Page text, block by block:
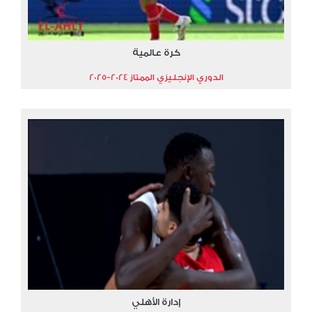
كرة عالمية
الدوري الإنجليزي الممتاز 2024-2025
إدارة الأهلي